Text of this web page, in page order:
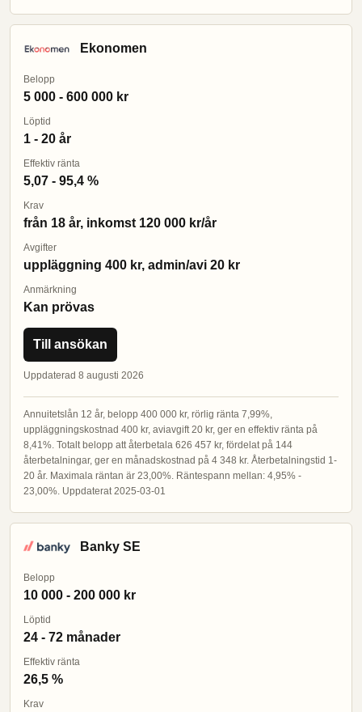
Ekonomen
Belopp
5 000 - 600 000 kr
Löptid
1 - 20 år
Effektiv ränta
5,07 - 95,4 %
Krav
från 18 år, inkomst 120 000 kr/år
Avgifter
uppläggning 400 kr, admin/avi 20 kr
Anmärkning
Kan prövas
Till ansökan
Uppdaterad 8 augusti 2026
Annuitetslån 12 år, belopp 400 000 kr, rörlig ränta 7,99%,
uppläggningskostnad 400 kr, aviavgift 20 kr, ger en effektiv ränta på
8,41%. Totalt belopp att återbetala 626 457 kr, fördelat på 144
återbetalningar, ger en månadskostnad på 4 348 kr. Återbetalningstid 1-
20 år. Maximala räntan är 23,00%. Räntespann mellan: 4,95% -
23,00%. Uppdaterat 2025-03-01
Banky SE
Belopp
10 000 - 200 000 kr
Löptid
24 - 72 månader
Effektiv ränta
26,5 %
Krav